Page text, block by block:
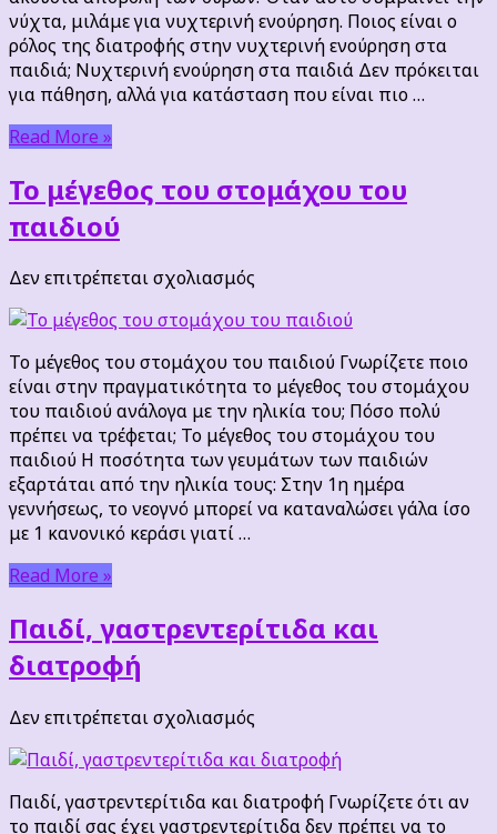
νύχτα, μιλάμε για νυχτερινή ενούρηση. Ποιος είναι ο
ρόλος της διατροφής στην νυχτερινή ενούρηση στα
παιδιά; Νυχτερινή ενούρηση στα παιδιά Δεν πρόκειται
για πάθηση, αλλά για κατάσταση που είναι πιο …
Read More »
Το μέγεθος του στομάχου του
παιδιού
Δεν επιτρέπεται σχολιασμός
μέγεθος
στομάχου
του
παιδιού
Το μέγεθος του στομάχου του παιδιού Γνωρίζετε ποιο
είναι στην πραγματικότητα το μέγεθος του στομάχου
του παιδιού ανάλογα με την ηλικία του; Πόσο πολύ
πρέπει να τρέφεται; Το μέγεθος του στομάχου του
παιδιού Η ποσότητα των γευμάτων των παιδιών
εξαρτάται από την ηλικία τους: Στην 1η ημέρα
γεννήσεως, το νεογνό μπορεί να καταναλώσει γάλα ίσο
με 1 κανονικό κεράσι γιατί …
Read More »
Παιδί, γαστρεντερίτιδα και
διατροφή
Δεν επιτρέπεται σχολιασμός
γαστρεντερίτιδα
διατροφή
Παιδί, γαστρεντερίτιδα και διατροφή Γνωρίζετε ότι αν
το παιδί σας έχει γαστρεντερίτιδα δεν πρέπει να το